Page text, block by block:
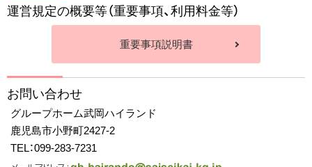
運営規定の概要等（重要事項、利用料金等）
重要事項説明書
お問い合わせ
グループホーム武岡ハイランド
鹿児島市小野町2427-2
TEL：099-283-7231